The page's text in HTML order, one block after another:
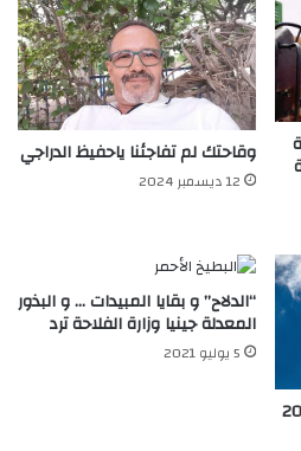
وقاحتك لم تفاجئنا ياحفيظ الدراجي
12 ديسمبر 2024
(من 2015
“الدلاح” و بقايا المبيدات … و البذور
المعدلة جينيا وزارة الفلاحة ترد
5 يوليو 2021